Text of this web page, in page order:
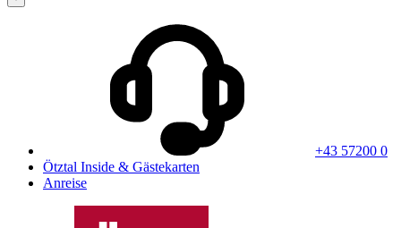
+43 57200 0
Ötztal Inside & Gästekarten
Anreise